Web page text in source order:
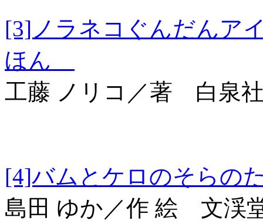
[3]ノラネコぐんだん
ほん
工藤 ノリコ／著 白泉
[4]バムとケロの
島田 ゆか／作 絵 文渓